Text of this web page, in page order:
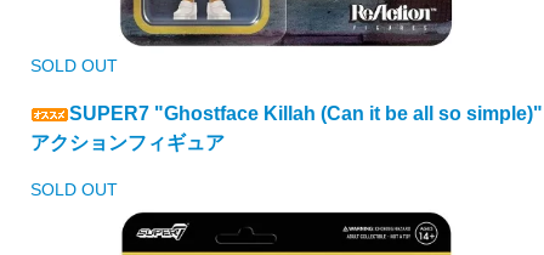
SOLD OUT
SUPER7 "Ghostface Killah (Can it be all so simple)"
アクションフィギュア
SOLD OUT